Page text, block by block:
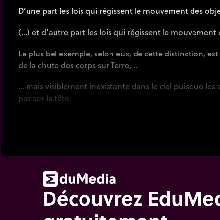
D’une part les lois qui régissent le mouvement des
(…) et d’autre part les lois qui régissent le mouvement
Le plus bel exemple, selon eux, de cette distinction,
de la chute des corps sur Terre, …
… mais visiblement inexistante dans le ciel puisque les
pas sur la tête.
que pour la Lune en orbite autour de la Terre.
Découvrez